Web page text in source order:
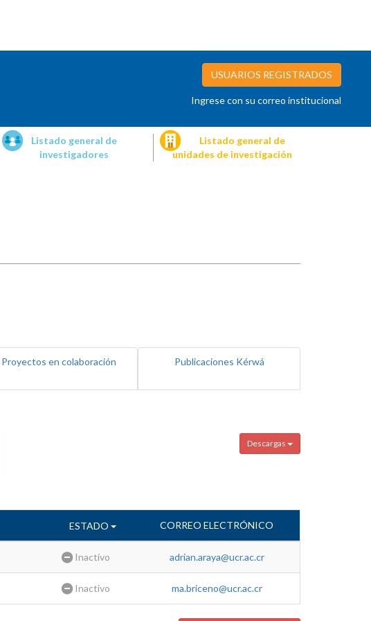
USUARIOS REGISTRADOS
Ingrese con su correo institucional
Listado general de
investigadores
Listado general de
unidades de investigación
Proyectos en colaboración Publicaciones Kérwá
Descargas
ESTADO CORREO ELECTRÓNICO
Inactivo adrian.araya@ucr.ac.cr
Inactivo ma.briceno@ucr.ac.cr